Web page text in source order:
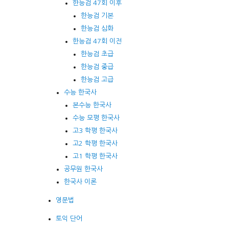
한능검 47회 이후
한능검 기본
한능검 심화
한능검 47회 이전
한능검 초급
한능검 중급
한능검 고급
수능 한국사
본수능 한국사
수능 모평 한국사
고3 학평 한국사
고2 학평 한국사
고1 학평 한국사
공무원 한국사
한국사 이론
영문법
토익 단어